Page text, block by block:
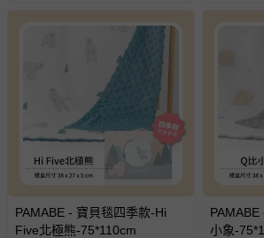
PAMABE - 寶貝毯四季款-Hi
Five北極熊-75*110cm
小象-